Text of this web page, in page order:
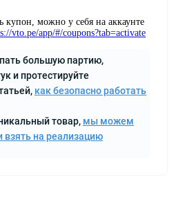
купон, можно у себя на аккаунте
vto.pe/app/#/coupons?tab=activate
большую партию,
и протестируйте
как безопасно работать
товар, мы можем
взять на реализацию